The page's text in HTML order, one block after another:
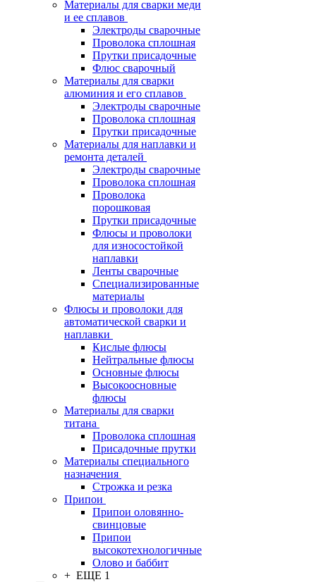
Материалы для сварки меди
и ее сплавов
Электроды сварочные
Проволока сплошная
Прутки присадочные
Флюс сварочный
Материалы для сварки
алюминия и его сплавов
Электроды сварочные
Проволока сплошная
Прутки присадочные
Материалы для наплавки и
ремонта деталей
Электроды сварочные
Проволока сплошная
Проволока
порошковая
Прутки присадочные
Флюсы и проволоки
для износостойкой
наплавки
Ленты сварочные
Специализированные
материалы
Флюсы и проволоки для
автоматической сварки и
наплавки
Кислые флюсы
Нейтральные флюсы
Основные флюсы
Высокоосновные
флюсы
Материалы для сварки
титана
Проволока сплошная
Присадочные прутки
Материалы специального
назначения
Строжка и резка
Припои
Припои оловянно-
свинцовые
Припои
высокотехнологичные
Олово и баббит
+ ЕЩЕ 1